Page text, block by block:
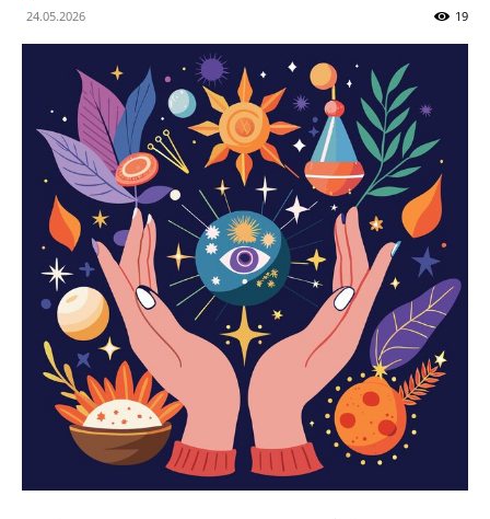
24.05.2026 19